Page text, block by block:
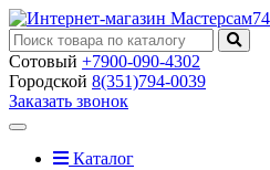
Сотовый +7900-090-4302
Городской 8(351)794-0039
Заказать звонок
Toggle
navigationКаталог